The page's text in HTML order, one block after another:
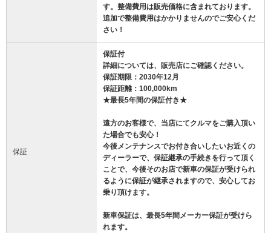
す。整備費用は販売価格に含まれております。
追加で整備費用はかかりませんのでご安心くだ
さい！
保証
保証付
詳細については、販売店にご確認ください。
保証期限：2030年12月
保証距離：100,000km
★最長5年間の保証付き★
遠方のお客様で、当店にてクルマをご購入頂い
た場合でも安心！
今後メンテナンスでお付き合いしたいお近くの
ディーラーで、保証継承の手続きを行って頂く
ことで、今後そのお店で新車の保証が受けられ
るように保証が継承されますので、安心してお
乗り頂けます。
新車保証は、最長5年間メーカー保証が受けら
れます。